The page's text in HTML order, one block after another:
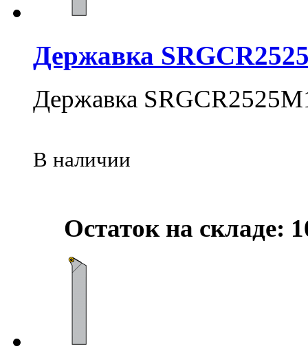
Державка
Державка
В наличии
Остаток на складе: